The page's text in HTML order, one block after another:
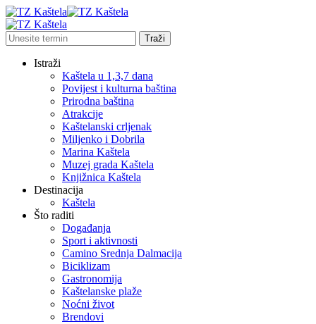
Istraži
Kaštela u 1,3,7 dana
Povijest i kulturna baština
Prirodna baština
Atrakcije
Kaštelanski crljenak
Miljenko i Dobrila
Marina Kaštela
Muzej grada Kaštela
Knjižnica Kaštela
Destinacija
Kaštela
Što raditi
Događanja
Sport i aktivnosti
Camino Srednja Dalmacija
Biciklizam
Gastronomija
Kaštelanske plaže
Noćni život
Brendovi